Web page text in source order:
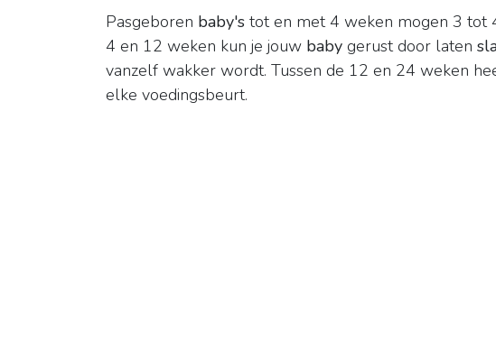
Pasgeboren baby's tot en met 4 weken mogen 3 tot
4 en 12 weken kun je jouw baby gerust door laten
vanzelf wakker wordt. Tussen de 12 en 24 weken
elke voedingsbeurt.